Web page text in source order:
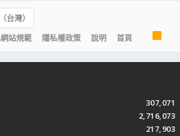
台灣）
站規範 隱私權政策 說明 首頁
S
307,071
2,716,073
217,903